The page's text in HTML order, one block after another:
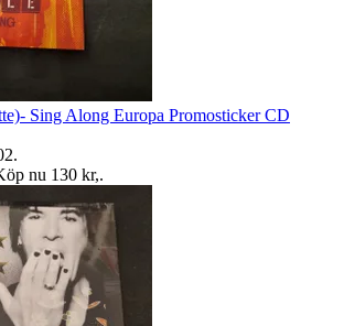
Sing Along Europa Promosticker CD
.
nu 130 kr,.